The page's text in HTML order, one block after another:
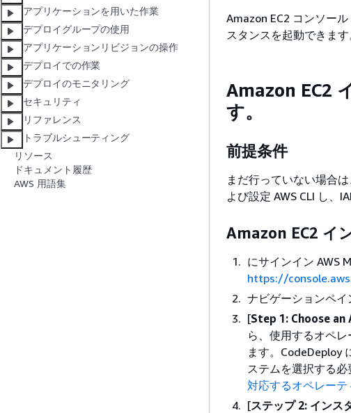
アプリケーションを用いた作業
デプロイグループの使用
アプリケーションリビジョンの操作
デプロイでの作業
デプロイのモニタリング
セキュリティ
リファレンス
トラブルシューティング
リソース
ドキュメント履歴
AWS 用語集
Amazon EC2 コンソー
スタンスを起動できます
Amazon EC2
す。
前提条件
まだ行っていない場合は
よび設定 AWS CLI し、
Amazon EC2 イ
にサインイン AWS
https://
ナビゲーションペイ
[Step 1: Choose
ら、使用するオペ
ます。CodeDeploy
ステムを選択する
対応するオペレー
[ステップ 2: インス